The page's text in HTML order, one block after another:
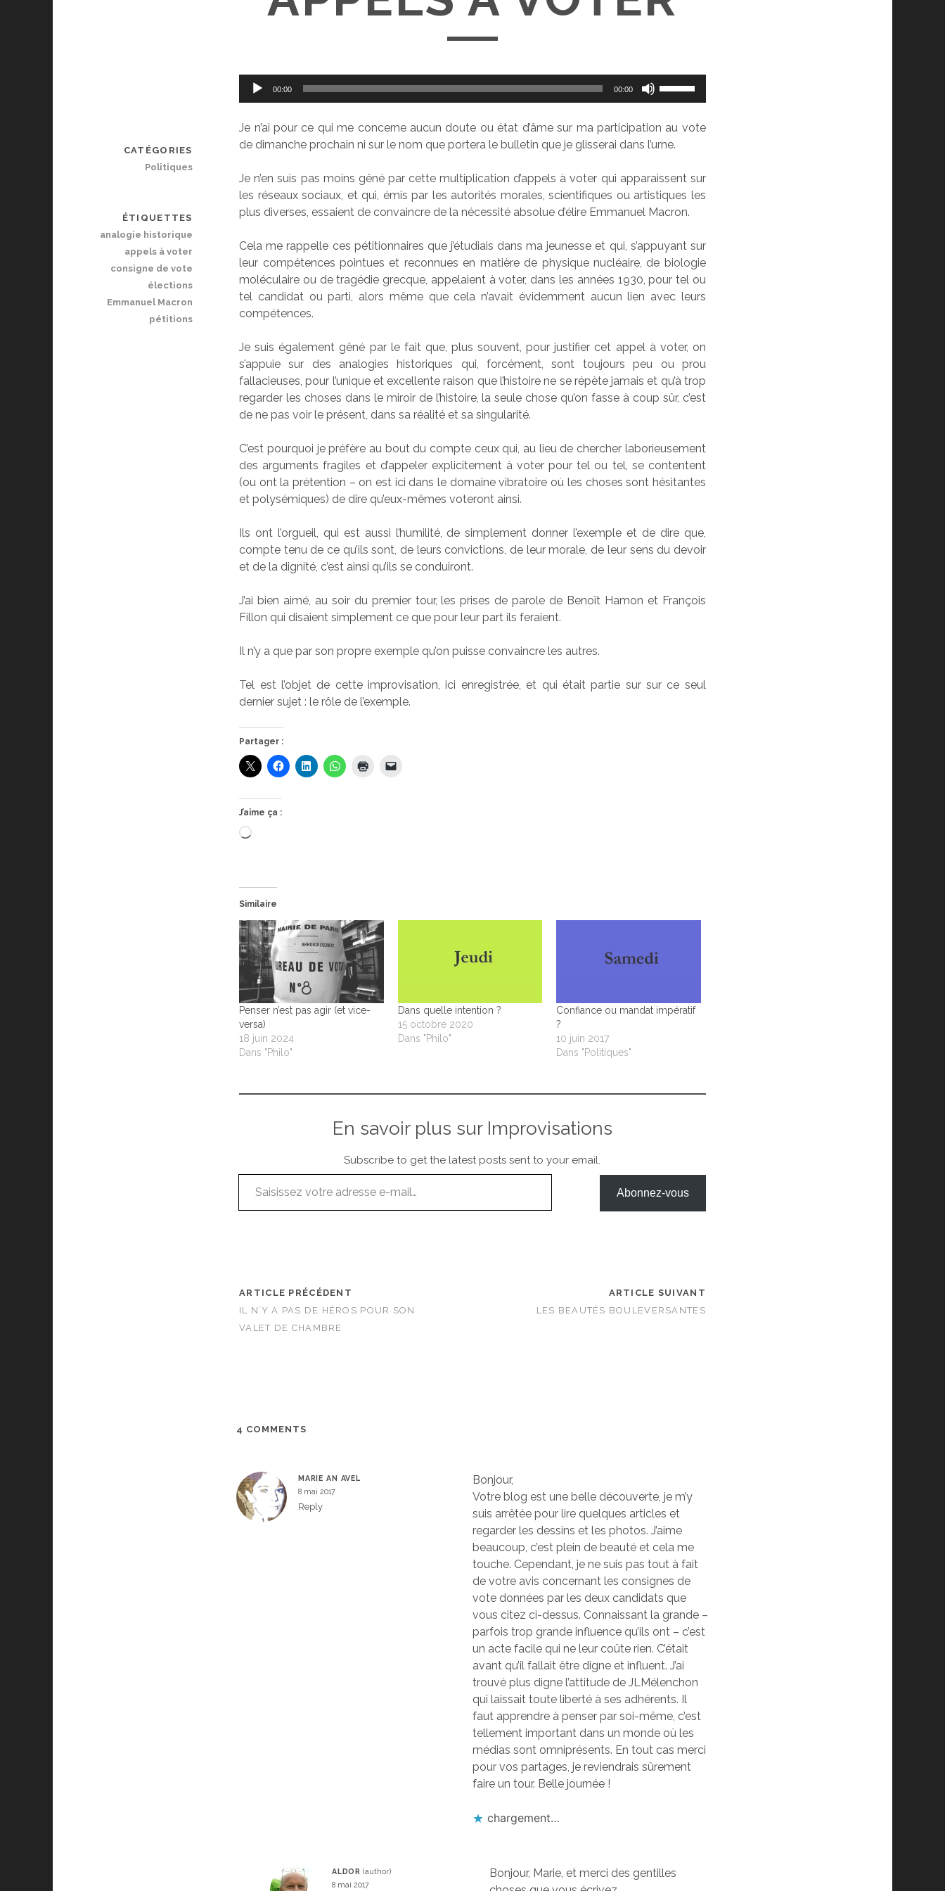
Lecteur
00:00 00:00
haut/bas
pour
ou
diminuer
le
Je n’ai pour ce qui me concerne aucun doute ou état d’âme sur ma participation au vote
de dimanche prochain ni sur le nom que portera le bulletin que je glisserai dans l’urne.
Je n’en suis pas moins gêné par cette multiplication d’appels à voter qui apparaissent sur
les réseaux sociaux, et qui, émis par les autorités morales, scientifiques ou artistiques les
plus diverses, essaient de convaincre de la nécessité absolue d’élire Emmanuel Macron.
Cela me rappelle ces pétitionnaires que j’étudiais dans ma jeunesse et qui, s’appuyant sur
leur compétences pointues et reconnues en matière de physique nucléaire, de biologie
moléculaire ou de tragédie grecque, appelaient à voter, dans les années 1930, pour tel ou
tel candidat ou parti, alors même que cela n’avait évidemment aucun lien avec leurs
compétences.
Je suis également gêné par le fait que, plus souvent, pour justifier cet appel à voter, on
s’appuie sur des analogies historiques qui, forcément, sont toujours peu ou prou
fallacieuses, pour l’unique et excellente raison que l’histoire ne se répète jamais et qu’à trop
regarder les choses dans le miroir de l’histoire, la seule chose qu’on fasse à coup sûr, c’est
de ne pas voir le présent, dans sa réalité et sa singularité.
C’est pourquoi je préfère au bout du compte ceux qui, au lieu de chercher laborieusement
des arguments fragiles et d’appeler explicitement à voter pour tel ou tel, se contentent
(ou ont la prétention – on est ici dans le domaine vibratoire où les choses sont hésitantes
et polysémiques) de dire qu’eux-mêmes voteront ainsi.
Ils ont l’orgueil, qui est aussi l’humilité, de simplement donner l’exemple et de dire que,
compte tenu de ce qu’ils sont, de leurs convictions, de leur morale, de leur sens du devoir
et de la dignité, c’est ainsi qu’ils se conduiront.
J’ai bien aimé, au soir du premier tour, les prises de parole de Benoît Hamon et François
Fillon qui disaient simplement ce que pour leur part ils feraient.
Il n’y a que par son propre exemple qu’on puisse convaincre les autres.
Tel est l’objet de cette improvisation, ici enregistrée, et qui était partie sur sur ce seul
dernier sujet : le rôle de l’exemple.
Partager :
J’aime ça :
Chargement…
Similaire
Penser n’est pas agir (et vice-
versa)
18 juin 2024
Dans "Philo"
Dans quelle intention ?
15 octobre 2020
Dans "Philo"
Confiance ou mandat impératif
?
10 juin 2017
Dans "Politiques"
En savoir plus sur Improvisations
Subscribe to get the latest posts sent to your email.
Saisissez votre adresse e-mail…
Abonnez-vous
ARTICLE PRÉCÉDENT
IL N’Y A PAS DE HÉROS POUR SON
VALET DE CHAMBRE
ARTICLE SUIVANT
LES BEAUTÉS BOULEVERSANTES
CATÉGORIES
Politiques
ÉTIQUETTES
analogie historique
appels à voter
consigne de vote
élections
Emmanuel Macron
pétitions
4 COMMENTS
MARIE AN AVEL
8 mai 2017
Reply
Bonjour,
Votre blog est une belle découverte, je m’y
suis arrêtée pour lire quelques articles et
regarder les dessins et les photos. J’aime
beaucoup, c’est plein de beauté et cela me
touche. Cependant, je ne suis pas tout à fait
de votre avis concernant les consignes de
vote données par les deux candidats que
vous citez ci-dessus. Connaissant la grande –
parfois trop grande influence qu’ils ont – c’est
un acte facile qui ne leur coûte rien. C’était
avant qu’il fallait être digne et influent. J’ai
trouvé plus digne l’attitude de JLMélenchon
qui laissait toute liberté à ses adhérents. Il
faut apprendre à penser par soi-même, c’est
tellement important dans un monde où les
médias sont omniprésents. En tout cas merci
pour vos partages, je reviendrais sûrement
faire un tour. Belle journée !
chargement…
ALDOR
8 mai 2017
Bonjour, Marie, et merci des gentilles